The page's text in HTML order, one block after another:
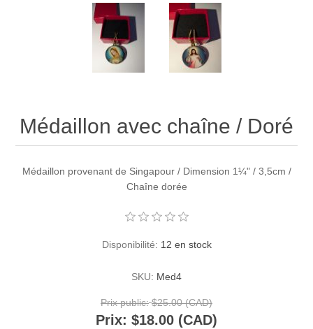
Médaillon avec chaîne / Doré
Médaillon provenant de Singapour / Dimension 1¼" / 3,5cm /
Chaîne dorée
Disponibilité: 12 en stock
SKU: Med4
Prix public: $25.00 (CAD)
Prix: $18.00 (CAD)